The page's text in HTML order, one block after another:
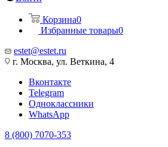
Корзина0
Избранные товары0
estet@estet.ru
г. Москва, ул. Веткина, 4
Вконтакте
Telegram
Одноклассники
WhatsApp
8 (800) 7070-353